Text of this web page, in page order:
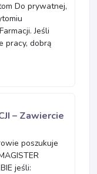
Do prywatnej,
Jeśli
pracy, dobrą
– Zawiercie
poszukuje
jeśli: